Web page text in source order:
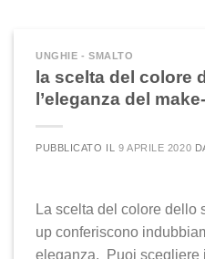
UNGHIE - SMALTO
la scelta del colore
l’eleganza del
PUBBLICATO IL 9 APRILE 2020
La scelta del colore dello
up conferiscono
eleganza. Puoi scegliere